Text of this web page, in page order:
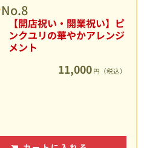
No.8
【開店祝い・開業祝い】ピ
ンクユリの華やかアレンジ
メント
11,000 円（税込）